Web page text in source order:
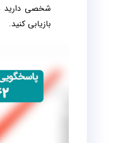
بازیابی کنید.